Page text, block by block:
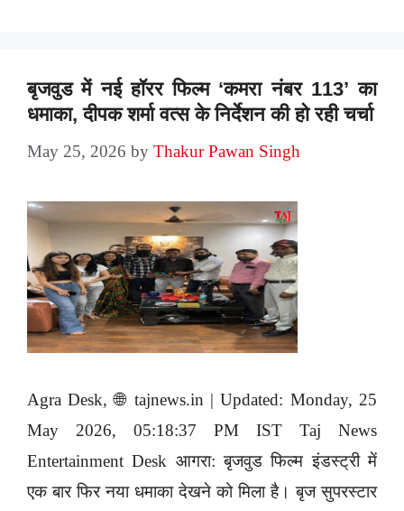
बृजवुड में नई हॉरर फिल्म ‘कमरा नंबर 113’ का
धमाका, दीपक शर्मा वत्स के निर्देशन की हो रही चर्चा
May 25, 2026 by Thakur Pawan Singh
Agra Desk, 🌐 tajnews.in | Updated: Monday, 25
May 2026, 05:18:37 PM IST Taj News
Entertainment Desk आगरा: बृजवुड फिल्म इंडस्ट्री में
एक बार फिर नया धमाका देखने को मिला है। बृज सुपरस्टार